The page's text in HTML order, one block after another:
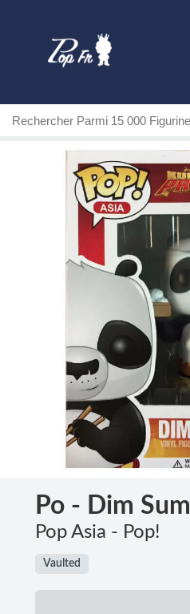
Po - Dim Sum
Pop Asia - Pop!
Vaulted